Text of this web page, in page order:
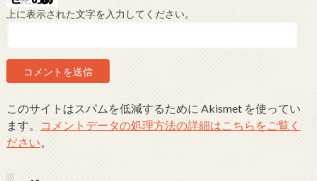
上に表示された文字を入力してください。
このサイトはスパムを低減するために Akismet を使ってい
ます。
コメントデータの処理方法の詳細はこちらをご覧く
ださい。